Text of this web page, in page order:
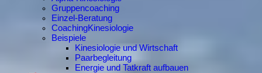
Gruppencoaching
Einzel-Beratung
CoachingKinesiologie
Beispiele
Kinesiologie und Wirtschaft
Paarbegleitung
Energie und Tatkraft aufbauen